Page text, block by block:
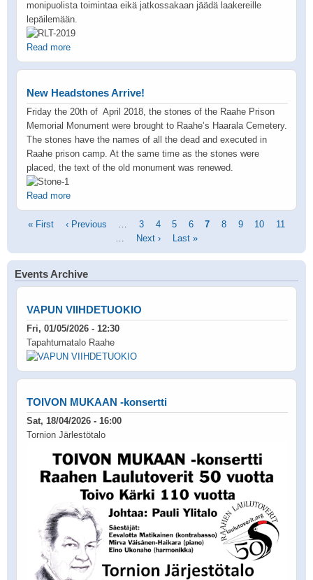
monipuolista toimintaa eikä jatkossakaan jäädä laakereille
lepäilemään.
Read more
New Headstones Arrive!
Friday the 20th of April 2018, the stones of the Raahe Prison
Memorial Monument were brought to Raahe’s Haarala Cemetery.
The stones have the names of all the dead and executed in
Raahe prison camp. At the same time as the stones were
placed, the text of the old monument was renewed.
Read more
Pagination
First
« First
Previous
‹ Previous … Page
3 Page
4 Page
5 Page
6
Current
7 Page
8 Page
9 Page
10 Page
11
…
Next
page
Next ›
Last
page
Last »
Events Archive
VAPUN VIIHDETUOKIO
Fri, 01/05/2026 - 12:30
Tapahtumatalo Raahe
TOIVON MUKAAN -konsertti
Sat, 18/04/2026 - 16:00
Tornion Järlestötalo